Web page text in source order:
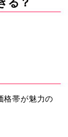
る？
格帯が魅力の